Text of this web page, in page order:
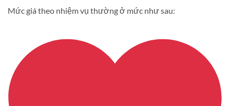
Mức giá theo nhiệm vụ thường ở mức như sau: